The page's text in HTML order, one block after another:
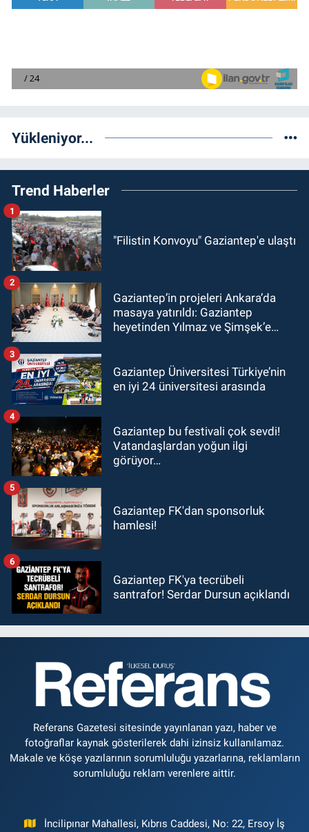
Yükleniyor...
Trend Haberler
"Filistin Konvoyu" Gaziantep'e ulaştı
1
Gaziantep’in projeleri Ankara’da
masaya yatırıldı: Gaziantep
heyetinden Yılmaz ve Şimşek’e
2
Gaziantep Üniversitesi Türkiye’nin
en iyi 24 üniversitesi arasında
3
Gaziantep bu festivali çok sevdi!
Vatandaşlardan yoğun ilgi
görüyor…
4
Gaziantep FK'dan sponsorluk
hamlesi!
5
Gaziantep FK'ya tecrübeli
santrafor! Serdar Dursun açıklandı
6
Referans Gazetesi sitesinde yayınlanan yazı, haber ve
fotoğraflar kaynak gösterilerek dahi izinsiz kullanılamaz.
Makale ve köşe yazılarının sorumluluğu yazarlarına, reklamların
sorumluluğu reklam verenlere aittir.
İncilipınar Mahallesi, Kıbrıs Caddesi, No: 22, Ersoy İş